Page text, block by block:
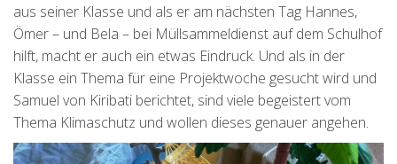
aus seiner Klasse und als er am nächsten Tag Hannes,
Ömer – und Bela – bei Müllsammeldienst auf dem Schulhof
hilft, macht er auch ein etwas Eindruck. Und als in der
Klasse ein Thema für eine Projektwoche gesucht wird und
Samuel von Kiribati berichtet, sind viele begeistert vom
Thema Klimaschutz und wollen dieses genauer angehen.